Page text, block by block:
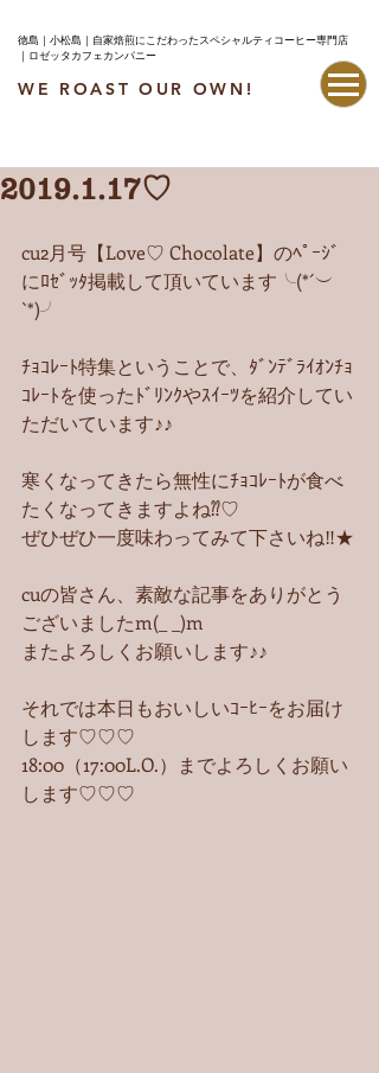
WE ROAST OUR OWN!
徳島｜小松島｜自家焙煎にこだわったスペシャルティコーヒー専門店
｜ロゼッタカフェカンパニー
2019.1.17♡
cu2月号【Love♡ Chocolate】のﾍﾟｰｼﾞ
にﾛｾﾞｯﾀ掲載して頂いています╰(*´︶
`*)╯
ﾁｮｺﾚｰﾄ特集ということで、ﾀﾞﾝﾃﾞﾗｲｵﾝﾁｮ
ｺﾚｰﾄを使ったﾄﾞﾘﾝｸやｽｲｰﾂを紹介してい
ただいています♪♪
寒くなってきたら無性にﾁｮｺﾚｰﾄが食べ
たくなってきますよね⁇♡
ぜひぜひ一度味わってみて下さいね‼︎★
cuの皆さん、素敵な記事をありがとう
ございましたm(_ _)m
またよろしくお願いします♪♪
それでは本日もおいしいｺｰﾋｰをお届け
します♡♡♡
18:00（17:00L.O.）までよろしくお願い
します♡♡♡